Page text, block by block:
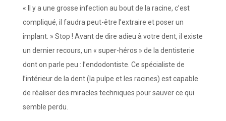
« Il y a une grosse infection au bout de la racine, c’est
compliqué, il faudra peut-être l’extraire et poser un
implant. » Stop ! Avant de dire adieu à votre dent, il existe
un dernier recours, un « super-héros » de la dentisterie
dont on parle peu : l’endodontiste. Ce spécialiste de
l’intérieur de la dent (la pulpe et les racines) est capable
de réaliser des miracles techniques pour sauver ce qui
semble perdu.